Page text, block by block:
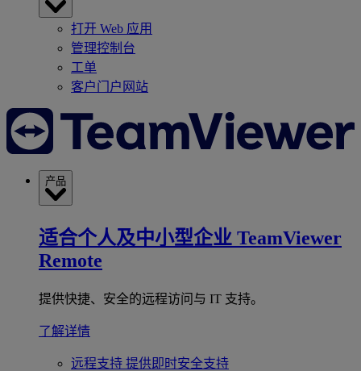
打开 Web 应用
管理控制台
工单
客户门户网站
产品
适合个人及中小型企业 TeamViewer
Remote
提供快捷、安全的远程访问与 IT 支持。
了解详情
远程支持 提供即时安全支持